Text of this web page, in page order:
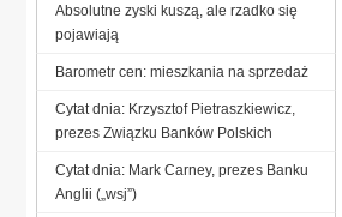
Absolutne zyski kuszą, ale rzadko się
pojawiają
Barometr cen: mieszkania na sprzedaż
Cytat dnia: Krzysztof Pietraszkiewicz,
prezes Związku Banków Polskich
Cytat dnia: Mark Carney, prezes Banku
Anglii („wsj”)